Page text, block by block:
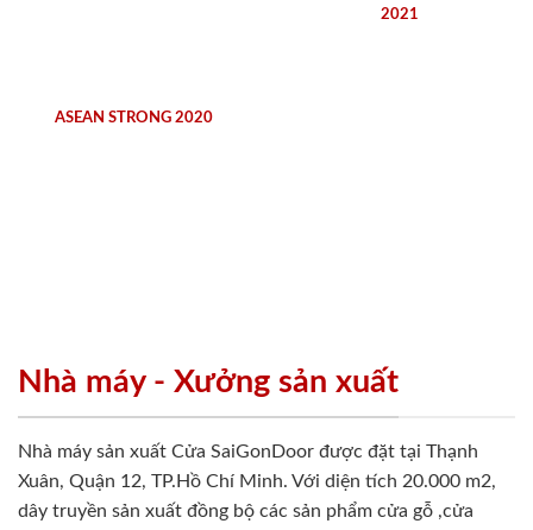
2021
ASEAN STRONG 2020
Nhà máy - Xưởng sản xuất
Nhà máy sản xuất Cửa SaiGonDoor được đặt tại Thạnh
Xuân, Quận 12, TP.Hồ Chí Minh. Với diện tích 20.000 m2,
dây truyền sản xuất đồng bộ các sản phẩm cửa gỗ ,cửa